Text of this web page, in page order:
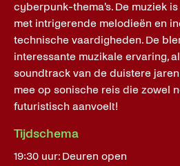
cyberpunk-thema's. De muziek
met intrigerende melodieën en
technische vaardigheden. De
interessante muzikale ervaring,
soundtrack van de duistere
mee op sonische reis die zowel
futuristisch aanvoelt!
Tijdschema
19:30 uur: Deuren open